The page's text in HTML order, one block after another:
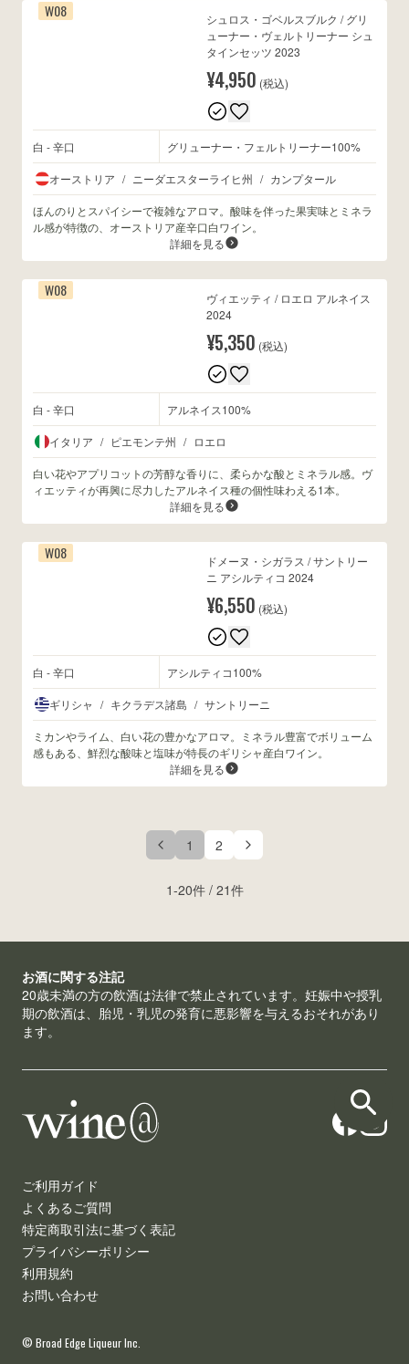
W08
シュロス・ゴベルスブルク / グリ
ューナー・ヴェルトリーナー シュ
タインセッツ 2023
¥4,950 (税込)
白 - 辛口 グリューナー・フェルトリーナー100%
オーストリア / ニーダエスターライヒ州 / カンプタール
ほんのりとスパイシーで複雑なアロマ。酸味を伴った果実味とミネラ
ル感が特徴の、オーストリア産辛口白ワイン。
詳細を見る
W08
ヴィエッティ / ロエロ アルネイス
2024
¥5,350 (税込)
白 - 辛口 アルネイス100%
イタリア / ピエモンテ州 / ロエロ
白い花やアプリコットの芳醇な香りに、柔らかな酸とミネラル感。ヴ
ィエッティが再興に尽力したアルネイス種の個性味わえる1本。
詳細を見る
W08
ドメーヌ・シガラス / サントリー
ニ アシルティコ 2024
¥6,550 (税込)
白 - 辛口 アシルティコ100%
ギリシャ / キクラデス諸島 / サントリーニ
ミカンやライム、白い花の豊かなアロマ。ミネラル豊富でボリューム
感もある、鮮烈な酸味と塩味が特長のギリシャ産白ワイン。
詳細を見る
1 2
1-20件 / 21件
お酒に関する注記
20歳未満の方の飲酒は法律で禁止されています。妊娠中や授乳
期の飲酒は、胎児・乳児の発育に悪影響を与えるおそれがあり
ます。
ご利用ガイド
よくあるご質問
特定商取引法に基づく表記
プライバシーポリシー
利用規約
お問い合わせ
© Broad Edge Liqueur Inc.